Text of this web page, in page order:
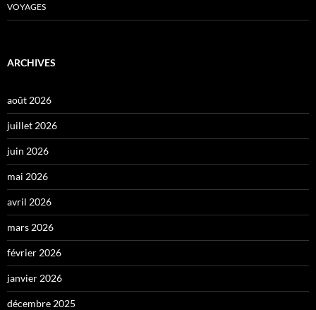
VOYAGES
ARCHIVES
août 2026
juillet 2026
juin 2026
mai 2026
avril 2026
mars 2026
février 2026
janvier 2026
décembre 2025